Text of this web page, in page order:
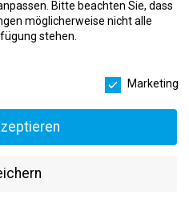
mit den milon & five
und Fitnessmarkt von Vorteil
in unterschiedlichste Bereiche
mit Firmenwagen zur
im Bereich Konzepte,
Bitte beachten Sie, dass
möglicherweise nicht alle
stehen.
Marketing